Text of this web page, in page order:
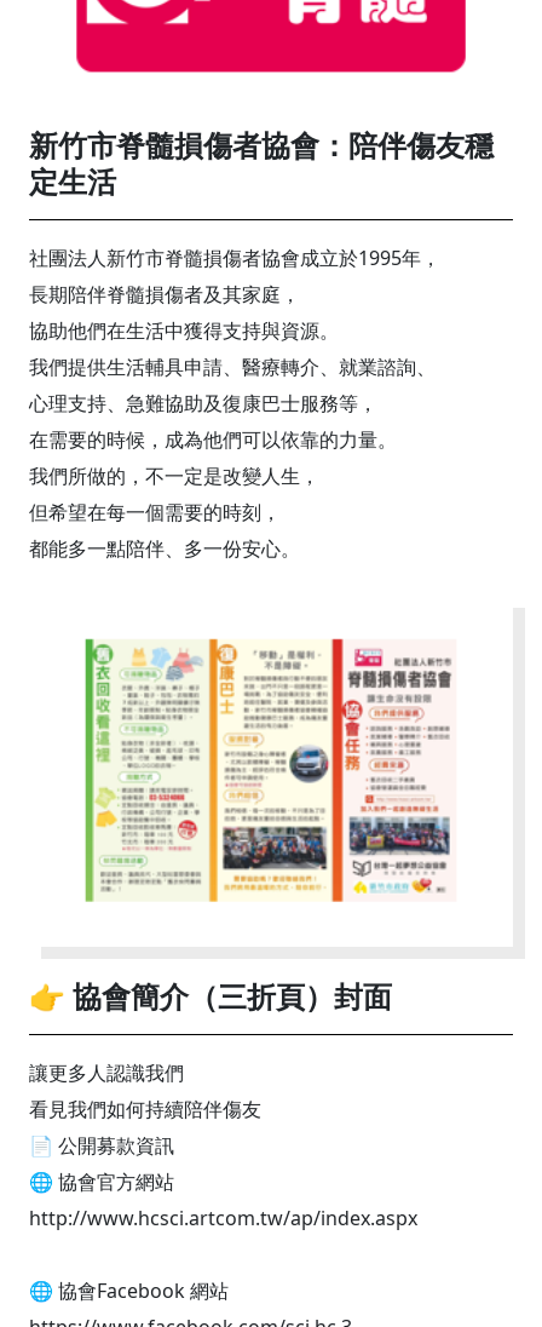
新竹市脊髓損傷者協會：陪伴傷友穩
定生活
社團法人新竹市脊髓損傷者協會成立於1995年，
長期陪伴脊髓損傷者及其家庭，
協助他們在生活中獲得支持與資源。
我們提供生活輔具申請、醫療轉介、就業諮詢、
心理支持、急難協助及復康巴士服務等，
在需要的時候，成為他們可以依靠的力量。
我們所做的，不一定是改變人生，
但希望在每一個需要的時刻，
都能多一點陪伴、多一份安心。
👉 協會簡介（三折頁）封面
讓更多人認識我們
看見我們如何持續陪伴傷友
📄 公開募款資訊
🌐 協會官方網站
http://www.hcsci.artcom.tw/ap/index.aspx
🌐 協會Facebook 網站